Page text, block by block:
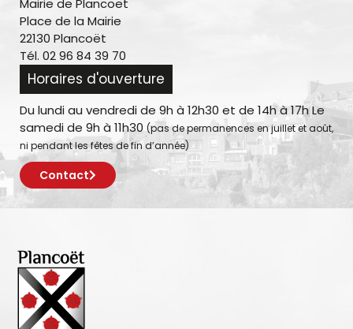
Mairie de Plancoët
Place de la Mairie
22130 Plancoët
Tél. 02 96 84 39 70
Horaires d'ouverture
Du lundi au vendredi de 9h à 12h30 et de 14h à 17h Le
samedi de 9h à 11h30 (pas de permanences en juillet et août,
ni pendant les fêtes de fin d’année)
Contact